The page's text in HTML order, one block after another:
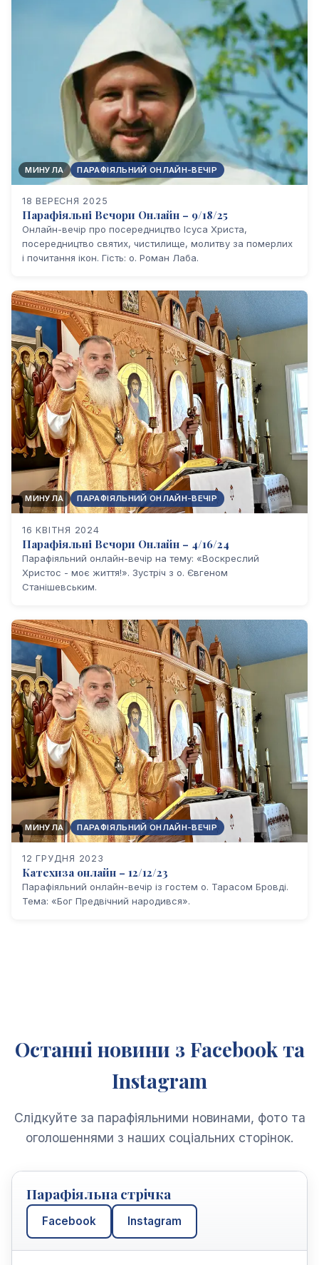
МИНУЛА ПАРАФІЯЛЬНИЙ ОНЛАЙН-ВЕЧІР
18 ВЕРЕСНЯ 2025
Парафіяльні Вечори Онлайн – 9/18/25
Онлайн-вечір про посередництво Ісуса Христа,
посередництво святих, чистилище, молитву за померлих
і почитання ікон. Гість: о. Роман Лаба.
МИНУЛА ПАРАФІЯЛЬНИЙ ОНЛАЙН-ВЕЧІР
16 КВІТНЯ 2024
Парафіяльні Вечори Онлайн – 4/16/24
Парафіяльний онлайн-вечір на тему: «Воскреслий
Христос - моє життя!». Зустріч з о. Євгеном
Станішевським.
МИНУЛА ПАРАФІЯЛЬНИЙ ОНЛАЙН-ВЕЧІР
12 ГРУДНЯ 2023
Катехиза онлайн – 12/12/23
Парафіяльний онлайн-вечір із гостем о. Тарасом Бровді.
Тема: «Бог Предвічний народився».
Останні новини з Facebook та
Instagram
Слідкуйте за парафіяльними новинами, фото та
оголошеннями з наших соціальних сторінок.
Парафіяльна стрічка
Facebook Instagram